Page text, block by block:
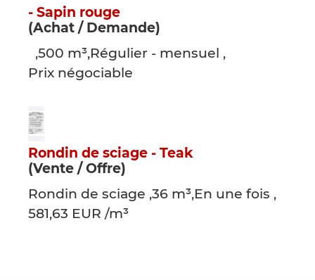
- Sapin rouge
(Achat / Demande)
,500 m³,Régulier - mensuel ,
Prix négociable
Rondin de sciage - Teak
(Vente / Offre)
Rondin de sciage ,36 m³,En une fois ,
581,63 EUR /m³